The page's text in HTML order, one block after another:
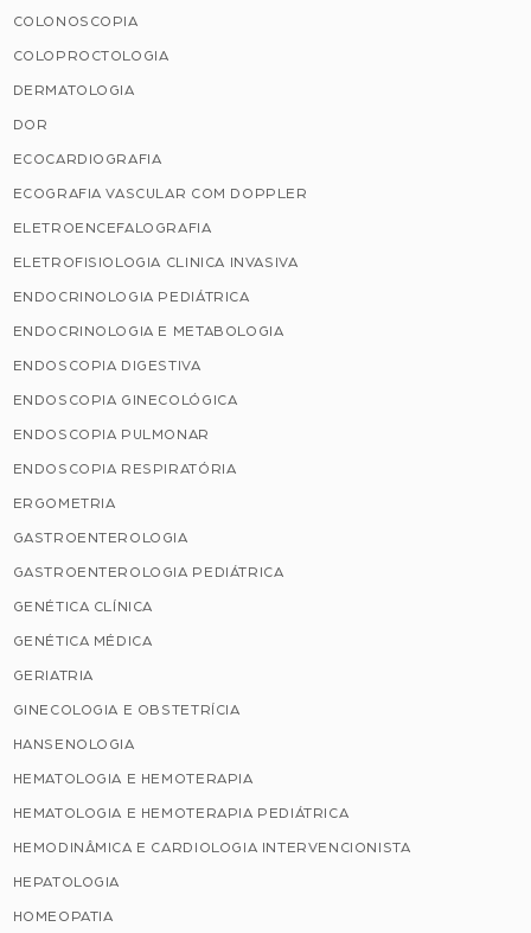
COLONOSCOPIA
COLOPROCTOLOGIA
DERMATOLOGIA
DOR
ECOCARDIOGRAFIA
ECOGRAFIA VASCULAR COM DOPPLER
ELETROENCEFALOGRAFIA
ELETROFISIOLOGIA CLINICA INVASIVA
ENDOCRINOLOGIA PEDIÁTRICA
ENDOCRINOLOGIA E METABOLOGIA
ENDOSCOPIA DIGESTIVA
ENDOSCOPIA GINECOLÓGICA
ENDOSCOPIA PULMONAR
ENDOSCOPIA RESPIRATÓRIA
ERGOMETRIA
GASTROENTEROLOGIA
GASTROENTEROLOGIA PEDIÁTRICA
GENÉTICA CLÍNICA
GENÉTICA MÉDICA
GERIATRIA
GINECOLOGIA E OBSTETRÍCIA
HANSENOLOGIA
HEMATOLOGIA E HEMOTERAPIA
HEMATOLOGIA E HEMOTERAPIA PEDIÁTRICA
HEMODINÂMICA E CARDIOLOGIA INTERVENCIONISTA
HEPATOLOGIA
HOMEOPATIA